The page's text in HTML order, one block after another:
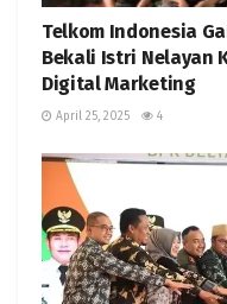
Telkom Indonesia
Bekali Istri Nelayan
Digital Marketing
April 25, 2025 4